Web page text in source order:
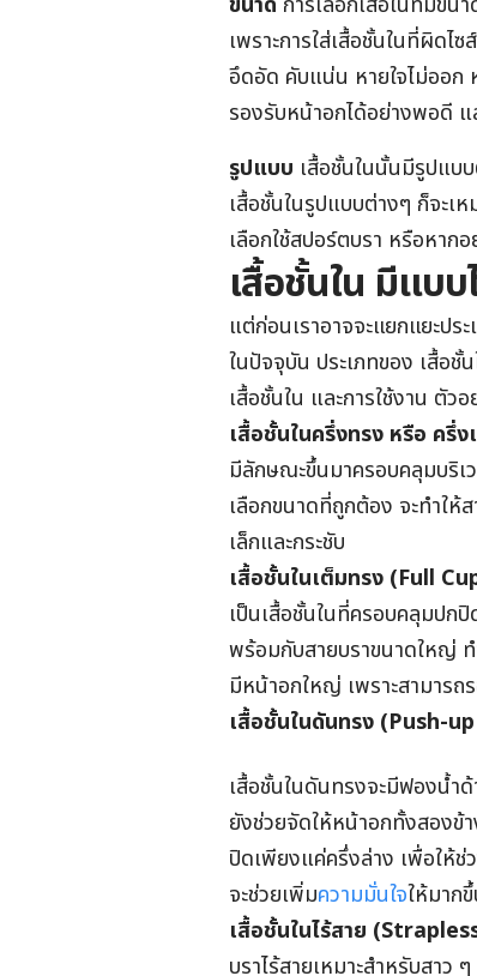
เพราะการใส่เสื้อชั้นในที่ผิดไ
อึดอัด คับแน่น หายใจไม่ออก
รองรับหน้าอกได้อย่างพอดี แ
รูปแบบ เสื้อชั้นในนั้นมีรูปแบ
เสื้อชั้นในรูปแบบต่างๆ ก็จะเ
เลือกใช้สปอร์ตบรา หรือหากอ
เสื้อชั้นใน มีแบ
แต่ก่อนเราอาจจะแยกแยะปร
ในปัจจุบัน ประเภทของ เสื้อ
เสื้อชั้นใน และการใช้งาน ตั
เสื้อชั้นในครึ่งทรง หรือ ครึ่ง
มีลักษณะขึ้นมาครอบคลุมบริเ
เลือกขนาดที่ถูกต้อง จะทำใ
เล็กและกระชับ
เสื้อชั้นในเต็มทรง (Full
เป็นเสื้อชั้นในที่ครอบคลุมปก
พร้อมกับสายบราขนาดใหญ่ ท
มีหน้าอกใหญ่ เพราะสามารถ
เสื้อชั้นในดันทรง (Push-
เสื้อชั้นในดันทรงจะมีฟองน้ำ
ยังช่วยจัดให้หน้าอกทั้งสองข้
ปิดเพียงแค่ครึ่งล่าง เพื่อให้ช่
จะช่วยเพิ่มความมั่นใจให้มาก
เสื้อชั้นในไร้สาย (
บราไร้สายเหมาะสำหรับสาว